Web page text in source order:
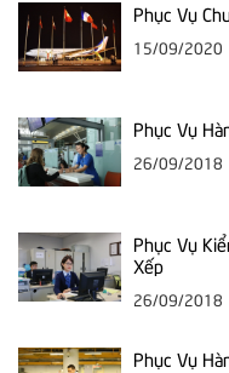
Phục Vụ
15/09/2020
Phục Vụ
26/09/2018
Phục Vụ
Xếp
26/09/2018
Phục Vụ